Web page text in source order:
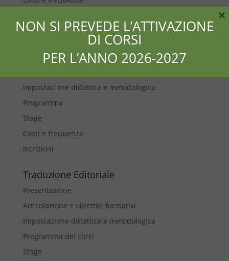
Traduzione Specializzata
Presentazione
Impostazione didattica e metodologica
Programma
Stage
Costi e frequenza
Iscrizioni
Traduzione Editoriale
Presentazione
Articolazione e obiettivi formativi
Impostazione didattica e metodologica
Programma dei corsi
Stage
NON SI PREVEDE L’ATTIVAZIONE
DI CORSI
PER L’ANNO 2026-2027
×